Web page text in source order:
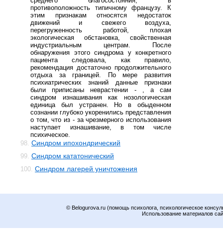
противоположность типичному французу. К
этим признакам относятся недостаток
движений и свежего воздуха,
перегруженность работой, плохая
экологическая обстановка, свойственная
индустриальным центрам. После
обнаружения этого синдрома у конкретного
пациента следовала, как правило,
рекомендация достаточно продолжительного
отдыха за границей. По мере развития
психиатрических знаний данные признаки
были приписаны неврастении - , а сам
синдром изнашивания как нозологическая
единица был устранен. Но в обыденном
сознании глубоко укоренились представления
о том, что из - за чрезмерного использования
наступает изнашивание, в том числе
психическое.
98. Синдром ипохондрический
99. Синдром кататонический
100. Синдром лагерей уничтожения
© Belogurova.ru (помощь психолога, психологическое
Использование материалов